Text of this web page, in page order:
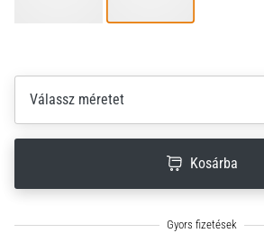
neki
és
készíts
edzéstervet
atlétika,
Téged
Válassz méretet
Kosárba